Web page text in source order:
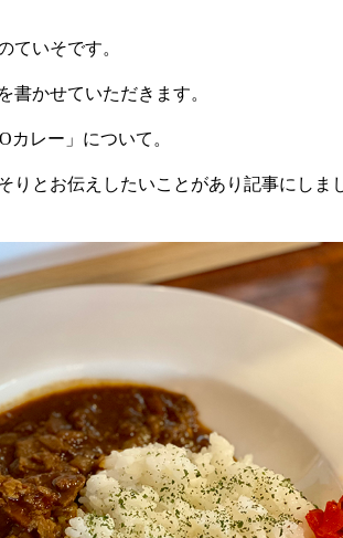
ていそです。
書かせていただきます。
カレー」について。
りとお伝えしたいことがあり記事にしま